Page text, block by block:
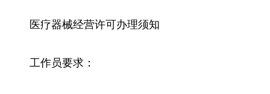
医疗器械经营许可办理须知
工作员要求：